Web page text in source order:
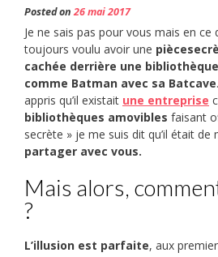
Posted on26 mai 2017
Je ne sais pas pour vous mais en ce
toujours voulu avoir une
cachée derrière une bibliothèque
comme Batman avec sa Batcave
appris qu’il existait une entreprise
bibliothèques amovibles faisant
secrète » je me suis dit qu’il était de
partager avec vous.
Mais alors,
?
L’illusion est parfaite, aux